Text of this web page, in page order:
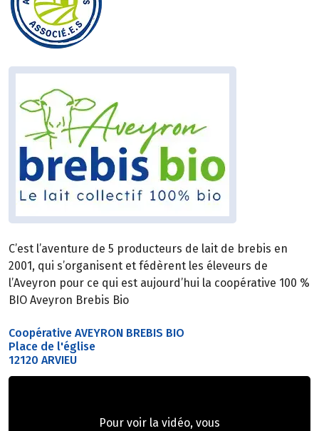
C’est l’aventure de 5 producteurs de lait de brebis en
2001, qui s’organisent et fédèrent les éleveurs de
l’Aveyron pour ce qui est aujourd’hui la coopérative 100 %
BIO Aveyron Brebis Bio
Coopérative AVEYRON BREBIS BIO
Place de l'église
12120 ARVIEU
Pour voir la vidéo, vous